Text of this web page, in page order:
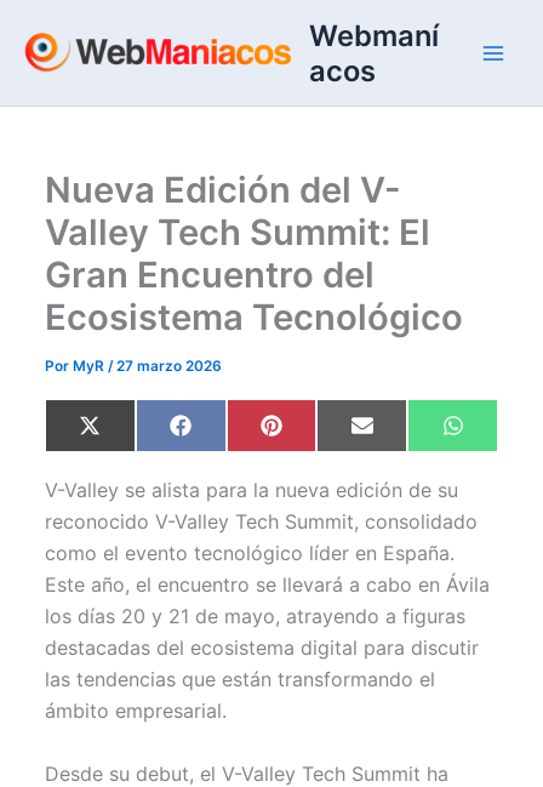
contenido
Webmaní
acos
Nueva Edición del V-
Valley Tech Summit: El
Gran Encuentro del
Ecosistema Tecnológico
Por MyR/27 marzo 2026
Compartir
en
X
(
w
i
t
t
e
)
Compartir
en
F
a
e
b
o
o
k
Compartir
en
P
i
t
e
r
e
s
Compartir
en
E
m
i
l
en
W
h
A
p
V-Valley se alista para la nueva edición de su
reconocido V-Valley Tech Summit, consolidado
como el evento tecnológico líder en España.
Este año, el encuentro se llevará a cabo en Ávila
los días 20 y 21 de mayo, atrayendo a figuras
destacadas del ecosistema digital para discutir
las tendencias que están transformando el
ámbito empresarial.
Desde su debut, el V-Valley Tech Summit ha